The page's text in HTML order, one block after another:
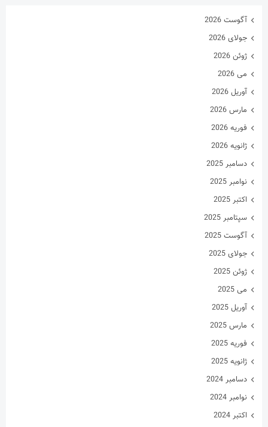
آگوست 2026
جولای 2026
ژوئن 2026
می 2026
آوریل 2026
مارس 2026
فوریه 2026
ژانویه 2026
دسامبر 2025
نوامبر 2025
اکتبر 2025
سپتامبر 2025
آگوست 2025
جولای 2025
ژوئن 2025
می 2025
آوریل 2025
مارس 2025
فوریه 2025
ژانویه 2025
دسامبر 2024
نوامبر 2024
اکتبر 2024